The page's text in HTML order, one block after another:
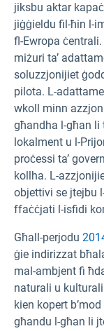
jiksbu aktar
jiġġieldu fil-ħin l-
fl-Ewropa
miżuri ta’
soluzzjonijiet
pilota. L-
wkoll minn
għandha l-għan li
lokalment u l-
proċessi ta’
kollha. L-
objettivi se jtejbu
ffaċċjati l-isfidi
Għall-perjodu
ġie indirizzat
mal-ambjent fi
naturali u
kien kopert
għandu l-għan li